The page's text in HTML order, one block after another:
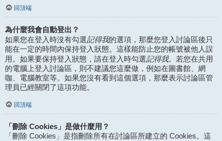
回頂端
為什麼我會自動登出？
如果您在登入時沒有勾選記得我的選項，那麼您登入討論區後只
能在一定的時間內保持登入狀態。這樣能防止您的帳號被他人誤
用。如果要保持登入狀態，請在登入時勾選記得我。若您在共用
的電腦上登入討論區，則不建議您這麼做，例如在圖書館、網
咖、電腦教室等。如果您沒有看到這個選項，那麼表示討論區管
理員已經關閉了這項功能。
回頂端
「刪除 Cookies」是做什麼用？
「刪除 Cookies」是指刪除所有在討論區所建立的 Cookies。這